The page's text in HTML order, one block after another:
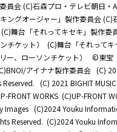
員会 (C)石森プロ・テレビ朝日・
ングオージャー」製作委員会 (C)
(C)舞台「それってキセキ」製作委
チケット）
(C)舞台「それって
ー、ローソンチケット）
©東宝
アイナナ製作委員会 (C)
Reserved. (C) 2021 BIGHIT
FRONT WORKS (C)UP-FRONT
Images (C)2024 Youku
Reserved. (C)2024 Youku